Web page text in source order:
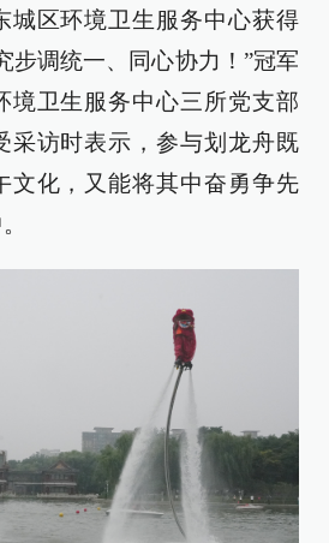
城区环境卫生服务中心获得
步调统一、同心协力！”冠军
境卫生服务中心三所党支部
采访时表示，参与划龙舟既
文化，又能将其中奋勇争先